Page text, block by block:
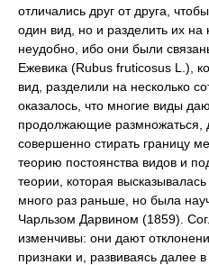
отличались друг от друга,
один вид, но и разделить их на
неудобно, ибо они были
Ежевика (Rubus fruticosus L.),
вид, разделили на несколько
оказалось, что многие виды
продолжающие размножаться,
совершенно стирать границу
теорию постоянства видов и
теории, которая
много раз раньше, но была
Чарльзом Дарвином (1859).
изменчивы: они дают
признаки и, развиваясь далее